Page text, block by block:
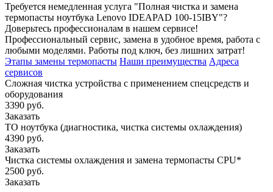
Требуется немедленная услуга "Полная чистка и замена
термопасты ноутбука Lenovo IDEAPAD 100-15IBY"?
Доверьтесь профессионалам в нашем сервисе!
Профессиональный сервис, замена в удобное время, работа с
любыми моделями. Работы под ключ, без лишних затрат!
Этапы замены термопасты Наши преимущества Адреса
сервисов
Сложная чистка устройства с применением спецсредств и
оборудования
3390 руб.
Заказать
ТО ноутбука (диагностика, чистка системы охлаждения)
4390 руб.
Заказать
Чистка системы охлаждения и замена термопасты CPU*
2500 руб.
Заказать